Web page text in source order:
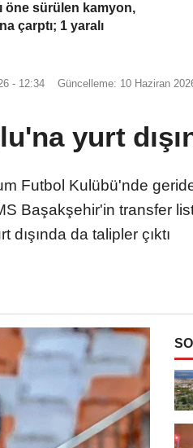
öne sürülen kamyon,
çarptı; 1 yaralı
- 12:34 Güncelleme: 10 Haziran
yurt
Futbol Kulübü'nde
Başakşehir'in transfer
dışında da talipler çıktı